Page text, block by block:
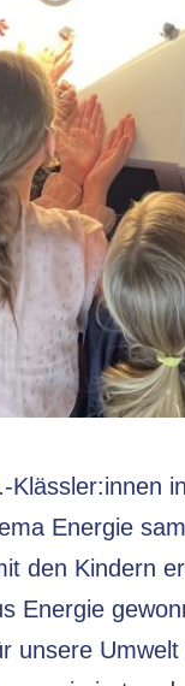
Energie
den Kindern
Energie
unsere